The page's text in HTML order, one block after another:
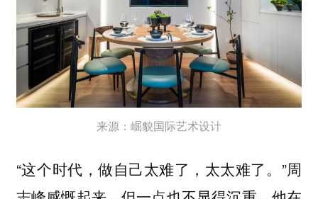
来源：崛貌国际艺术设计
“这个时代，做自己太难了，太太难了。”周